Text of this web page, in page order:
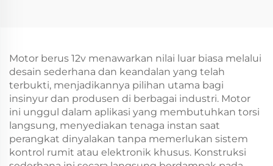
Motor berus 12v menawarkan nilai luar biasa melalui
desain sederhana dan keandalan yang telah
terbukti, menjadikannya pilihan utama bagi
insinyur dan produsen di berbagai industri. Motor
ini unggul dalam aplikasi yang membutuhkan torsi
langsung, menyediakan tenaga instan saat
perangkat dinyalakan tanpa memerlukan sistem
kontrol rumit atau elektronik khusus. Konstruksi